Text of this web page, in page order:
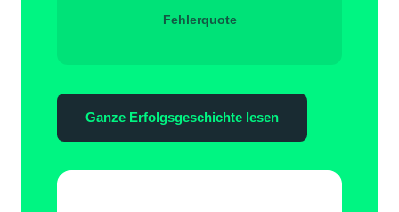
Fehlerquote
Ganze Erfolgsgeschichte lesen